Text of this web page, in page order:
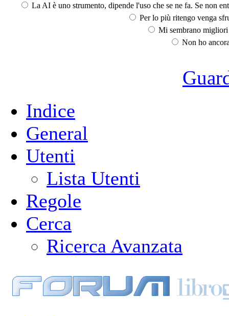
La AI è uno strumento, dipende l'uso che se ne fa. Se non
Per lo più ritengo venga
Mi sembrano
Non ho
Indice
General
Utenti
Lista Utenti
Regole
Cerca
Ricerca Avanzata